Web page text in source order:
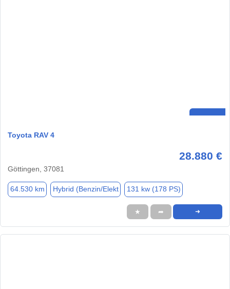
Toyota RAV 4
28.880 €
Göttingen, 37081
64.530 km Hybrid (Benzin/Elekt 131 kw (178 PS)
★ ➦ ➜